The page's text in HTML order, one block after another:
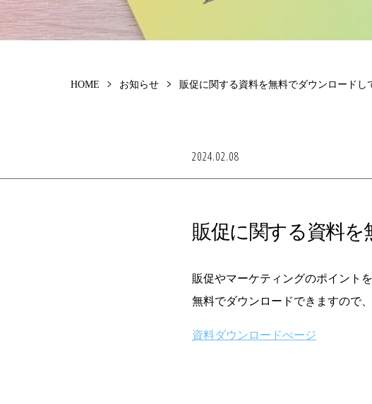
HOME お知らせ 販促に関する資料を無料でダウンロードし
2024.02.08
販促に関する資料
販促やマーケティングのポイント
無料でダウンロードできますので
資料ダウンロードぺージ